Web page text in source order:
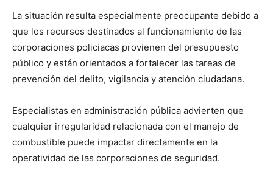
La situación resulta especialmente preocupante debido a
que los recursos destinados al funcionamiento de las
corporaciones policiacas provienen del presupuesto
público y están orientados a fortalecer las tareas de
prevención del delito, vigilancia y atención ciudadana.
Especialistas en administración pública advierten que
cualquier irregularidad relacionada con el manejo de
combustible puede impactar directamente en la
operatividad de las corporaciones de seguridad.